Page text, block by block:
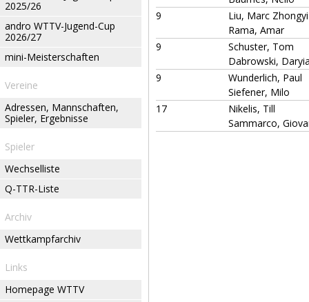
2025/26
andro WTTV-Jugend-Cup
2026/27
mini-Meisterschaften
Vereine
Adressen, Mannschaften,
Spieler, Ergebnisse
Spieler
Wechselliste
Q-TTR-Liste
Archiv
Wettkampfarchiv
Links
Homepage WTTV
9
Liu, Marc Zhongyi
Rama, Amar
9
Schuster, Tom
Dabrowski,
9
Wunderlich, Paul
Siefener, Milo
17
Nikelis, Till
Sammarco,